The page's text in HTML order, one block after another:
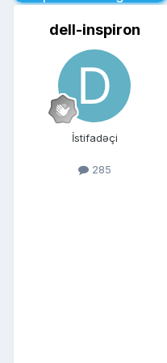
dell-inspiron
İstifadəçi
285